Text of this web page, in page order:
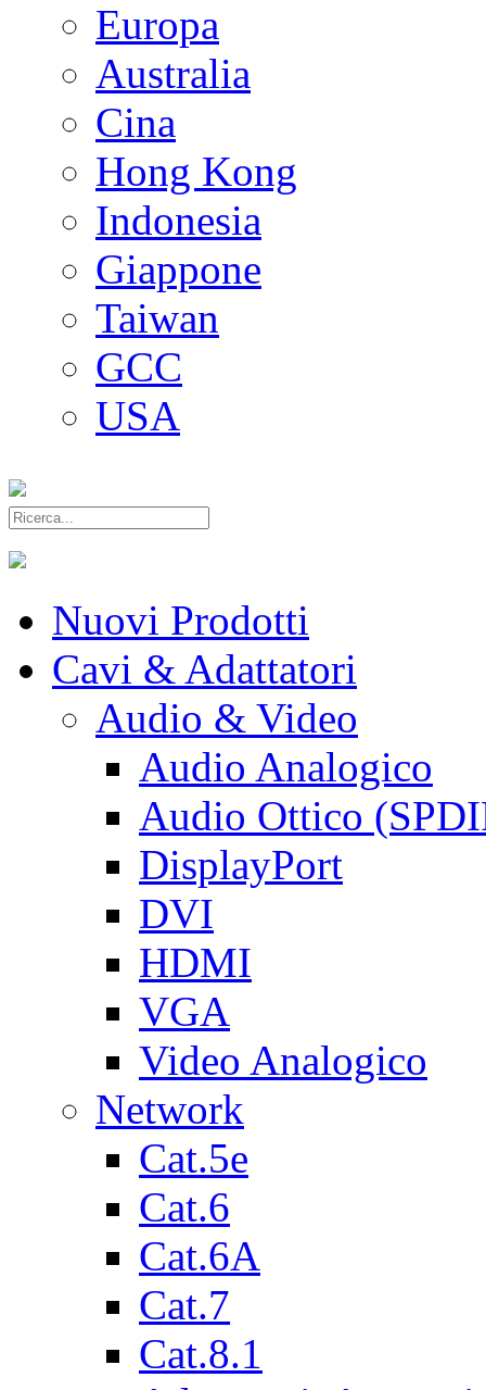
Europa
Australia
Cina
Hong Kong
Indonesia
Giappone
Taiwan
GCC
USA
Nuovi Prodotti
Cavi & Adattatori
Audio & Video
Audio Analogico
Audio Ottico
DisplayPort
DVI
HDMI
VGA
Video Analogico
Network
Cat.5e
Cat.6
Cat.6A
Cat.7
Cat.8.1